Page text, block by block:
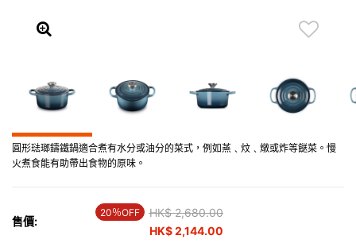
圓形琺瑯鑄鐵鍋適合煮有水分或油分的菜式，例如蒸﹑炆﹑燉或炸等餸菜。慢
火煮食能有助帶出食物的原味。
售價:
20％OFF Price reduced from
HK$ 2,680.00to
HK$ 2,144.00